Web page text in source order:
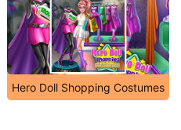
Hero Doll Shopping Costumes